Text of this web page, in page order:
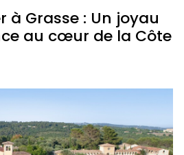
à Grasse : Un joyau
au cœur de la Côte